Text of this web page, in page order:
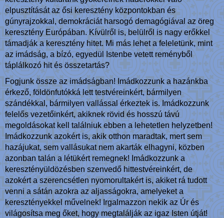
elpusztítását az ősi keresztény központokban és
gúnyrajzokkal, demokráciát harsogó demagógiával az öreg
keresztény Európában. Kívülről is, belülről is nagy erőkkel
támadják a keresztény hitet. Mi más lehet a feleletünk, mint
az imádság, a bízó, egyedül Istenbe vetett reményből
táplálkozó hit és összetartás?
Fogjunk össze az imádságban! Imádkozzunk a hazánkba
érkező, földönfutókká lett testvéreinkért, bármilyen
szándékkal, bármilyen vallással érkeztek is. Imádkozzunk
felelős vezetőinkért, akiknek rövid és hosszú távú
megoldásokat kell találniuk ebben a lehetetlen helyzetben!
Imádkozzunk azokért is, akik otthon maradtak, mert sem
hazájukat, sem vallásukat nem akarták elhagyni, közben
azonban talán a létükért remegnek! Imádkozzunk a
keresztényüldözésben szenvedő hittestvéreinkért, de
azokért a szerencsétlen nyomorultakért is, akiket rá tudott
venni a sátán azokra az aljasságokra, amelyeket a
keresztényekkel művelnek! Irgalmazzon nekik az Úr és
világosítsa meg őket, hogy megtalálják az igaz Isten útját!